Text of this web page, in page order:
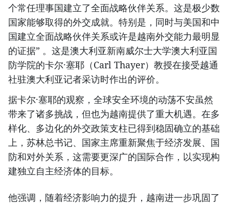
个常任理事国建立了全面战略伙伴关系。这是极少数
国家能够取得的外交成就。特别是，同时与美国和中
国建立全面战略伙伴关系或许是越南外交能力最明显
的证据” 。这是澳大利亚新南威尔士大学澳大利亚国
防学院的卡尔·塞耶（Carl Thayer）教授在接受越通
社驻澳大利亚记者采访时作出的评价。
据卡尔·塞耶的观察，全球安全环境的动荡不安虽然
带来了诸多挑战，但也为越南提供了重大机遇。在多
样化、多边化的外交政策支柱已得到稳固确立的基础
上，苏林总书记、国家主席重新聚焦于经济发展、国
防和对外关系，这需要更深广的国际合作，以实现构
建独立自主经济体的目标。
他强调，随着经济影响力的提升，越南进一步巩固了